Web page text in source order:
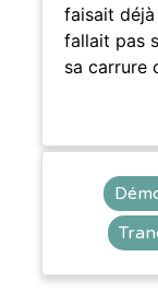
faisait déjà
fallait pas
sa carrure